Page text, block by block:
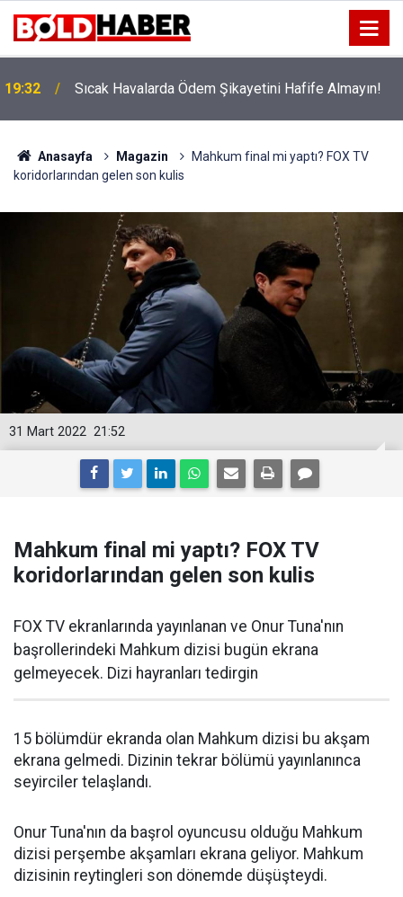
19:32 Sıcak Havalarda Ödem Şikayetini Hafife Almayın!
Anasayfa Magazin
Mahkum final mi yaptı? FOX TV
koridorlarından gelen son kulis
21:52
31 Mart 2022
Mahkum final mi yaptı? FOX TV
koridorlarından gelen son kulis
FOX TV ekranlarında yayınlanan ve Onur Tuna'nın
başrollerindeki Mahkum dizisi bugün ekrana
gelmeyecek. Dizi hayranları tedirgin
15 bölümdür ekranda olan Mahkum dizisi bu akşam
ekrana gelmedi. Dizinin tekrar bölümü yayınlanınca
seyirciler telaşlandı.
Onur Tuna'nın da başrol oyuncusu olduğu Mahkum
dizisi perşembe akşamları ekrana geliyor. Mahkum
dizisinin reytingleri son dönemde düşüşteydi.